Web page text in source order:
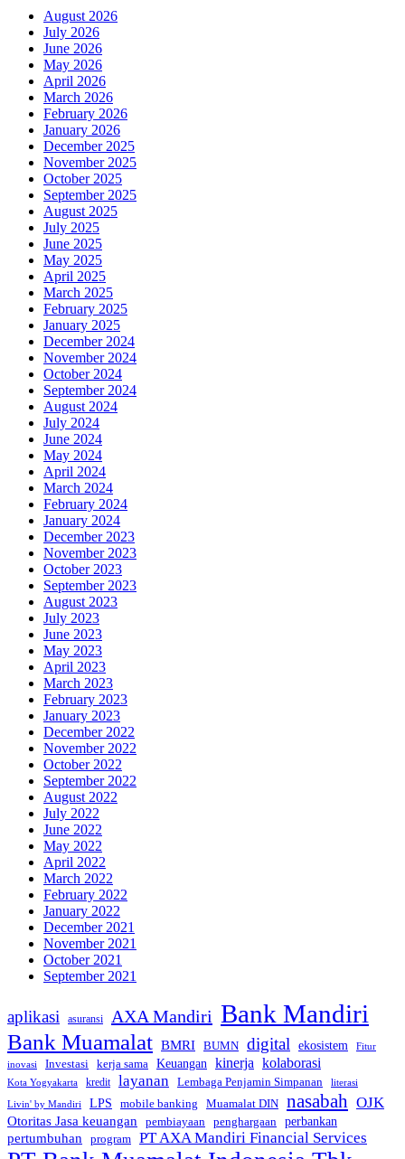
August 2026
July 2026
June 2026
May 2026
April 2026
March 2026
February 2026
January 2026
December 2025
November 2025
October 2025
September 2025
August 2025
July 2025
June 2025
May 2025
April 2025
March 2025
February 2025
January 2025
December 2024
November 2024
October 2024
September 2024
August 2024
July 2024
June 2024
May 2024
April 2024
March 2024
February 2024
January 2024
December 2023
November 2023
October 2023
September 2023
August 2023
July 2023
June 2023
May 2023
April 2023
March 2023
February 2023
January 2023
December 2022
November 2022
October 2022
September 2022
August 2022
July 2022
June 2022
May 2022
April 2022
March 2022
February 2022
January 2022
December 2021
November 2021
October 2021
September 2021
aplikasi asuransi AXA Mandiri Bank Mandiri
Bank Muamalat BMRI BUMN digital ekosistem Fitur
inovasi Investasi kerja sama Keuangan kinerja kolaborasi
Kota Yogyakarta kredit layanan Lembaga Penjamin Simpanan
literasi
Livin' by Mandiri
LPS mobile banking Muamalat DIN nasabah OJK
Otoritas Jasa keuangan pembiayaan penghargaan perbankan
pertumbuhan program PT AXA Mandiri Financial Services